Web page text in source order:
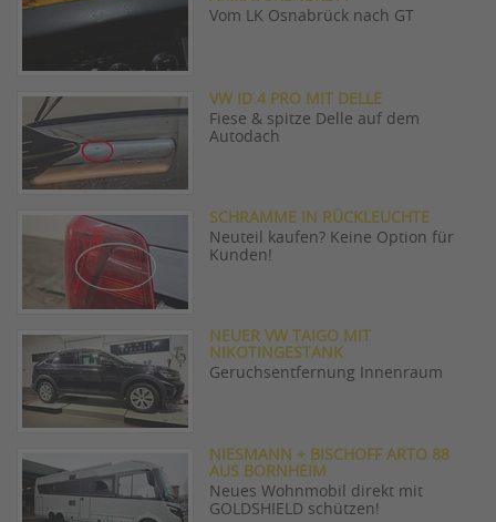
Vom LK Osnabrück nach GT
VW ID.4 PRO MIT DELLE
Fiese & spitze Delle auf dem
Autodach
SCHRAMME IN RÜCKLEUCHTE
Neuteil kaufen? Keine Option für
Kunden!
NEUER VW TAIGO MIT
NIKOTINGESTANK
Geruchsentfernung Innenraum
NIESMANN + BISCHOFF ARTO 88
AUS BORNHEIM
Neues Wohnmobil direkt mit
GOLDSHIELD schützen!